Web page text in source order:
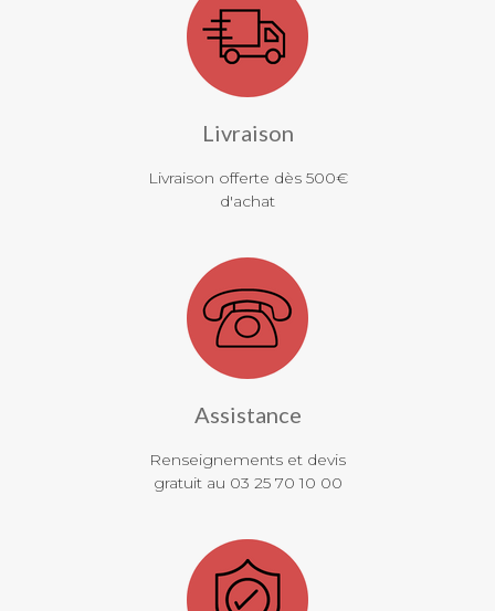
Livraison
Livraison offerte dès 500€
d'achat
Assistance
Renseignements et devis
gratuit au 03 25 70 10 00